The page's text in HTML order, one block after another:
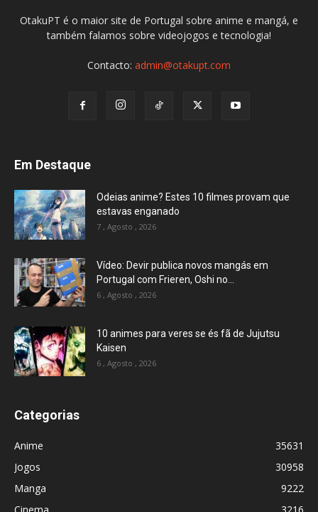
OtakuPT é o maior site de Portugal sobre anime e mangá, e
também falamos sobre videojogos e tecnologia!
Contacto: admin@otakupt.com
Em Destaque
Odeias anime? Estes 10 filmes provam que
estavas enganado
7 , Agosto , 2026
Vídeo: Devir publica novos mangás em
Portugal com Frieren, Oshi no...
6 , Agosto , 2026
10 animes para veres se és fã de Jujutsu
Kaisen
6 , Agosto , 2026
Categorias
Anime
35631
Jogos
30958
Manga
9222
Cinema
3216